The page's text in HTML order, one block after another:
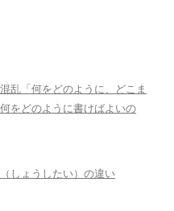
乱「何をどのように、どこま
をどのように書けばよいの
しょうしたい）の違い